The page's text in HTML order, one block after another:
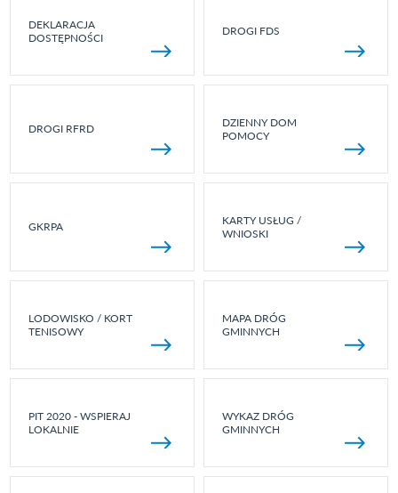
DEKLARACJA
DOSTĘPNOŚCI
DROGI FDS
DROGI RFRD
DZIENNY DOM
POMOCY
GKRPA
KARTY USŁUG /
WNIOSKI
LODOWISKO / KORT
TENISOWY
MAPA DRÓG
GMINNYCH
PIT 2020 - WSPIERAJ
LOKALNIE
WYKAZ DRÓG
GMINNYCH